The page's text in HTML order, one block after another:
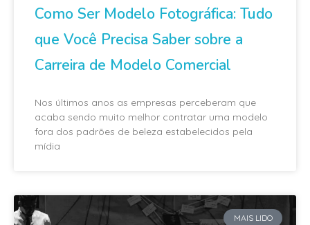
Como Ser Modelo Fotográfica: Tudo
que Você Precisa Saber sobre a
Carreira de Modelo Comercial
Nos últimos anos as empresas perceberam que
acaba sendo muito melhor contratar uma modelo
fora dos padrões de beleza estabelecidos pela
mídia
MAIS LIDO